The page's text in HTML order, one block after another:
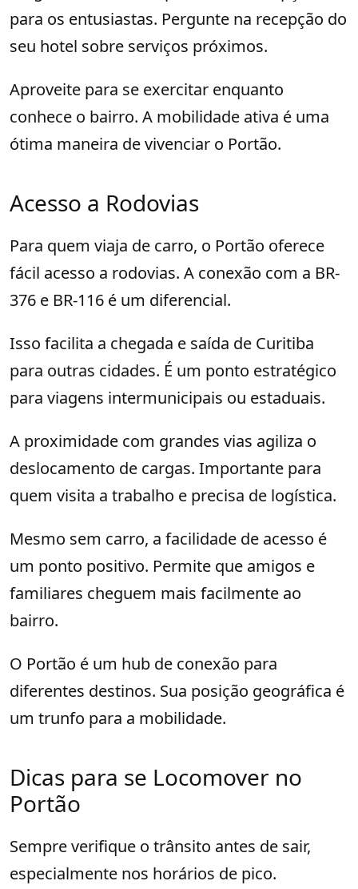
para os entusiastas. Pergunte na recepção do
seu hotel sobre serviços próximos.
Aproveite para se exercitar enquanto
conhece o bairro. A mobilidade ativa é uma
ótima maneira de vivenciar o Portão.
Acesso a Rodovias
Para quem viaja de carro, o Portão oferece
fácil acesso a rodovias. A conexão com a BR-
376 e BR-116 é um diferencial.
Isso facilita a chegada e saída de Curitiba
para outras cidades. É um ponto estratégico
para viagens intermunicipais ou estaduais.
A proximidade com grandes vias agiliza o
deslocamento de cargas. Importante para
quem visita a trabalho e precisa de logística.
Mesmo sem carro, a facilidade de acesso é
um ponto positivo. Permite que amigos e
familiares cheguem mais facilmente ao
bairro.
O Portão é um hub de conexão para
diferentes destinos. Sua posição geográfica é
um trunfo para a mobilidade.
Dicas para se Locomover no
Portão
Sempre verifique o trânsito antes de sair,
especialmente nos horários de pico.